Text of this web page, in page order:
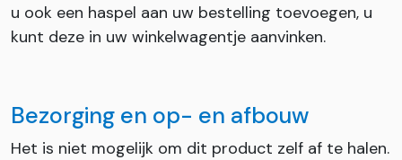
u ook een haspel aan uw bestelling toevoegen, u
kunt deze in uw winkelwagentje aanvinken.
Bezorging en op- en afbouw
Het is niet mogelijk om dit product zelf af te halen.